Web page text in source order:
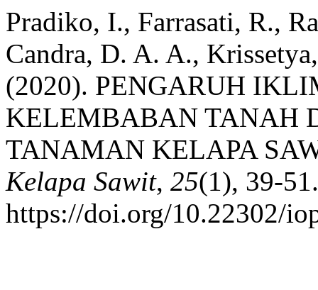
Pradiko, I., Farrasati, R.,
Candra, D. A. A.,
(2020). PENGARUH
KELEMBABAN TANAH
TANAMAN KELAPA
Kelapa Sawit, 25(1), 39-51.
https://doi.org/10.22302/